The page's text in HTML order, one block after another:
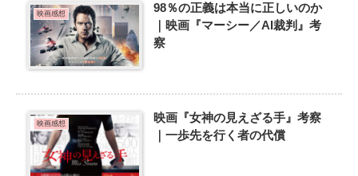
映画感想
98％の正義は本当に正しいのか
｜映画『マーシー／AI裁判』考
察
映画感想
映画『女神の見えざる手』考察
｜一歩先を行く者の代償